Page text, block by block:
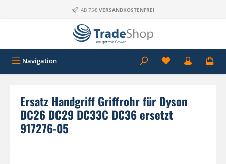
Zum Hauptinhalt springenAB 75€ VERSANDKOSTENFREI
Navigation
Ersatz Handgriff Griffrohr für Dyson
DC26 DC29 DC33C DC36 ersetzt
917276-05